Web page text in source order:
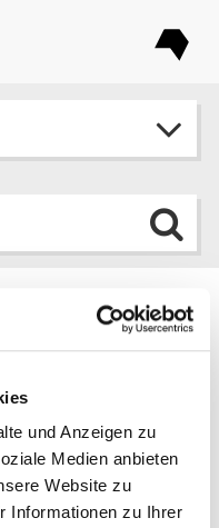
und Anzeigen zu
Medien anbieten
Website zu
Informationen zu Ihrer